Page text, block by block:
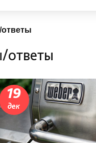
ответы
19
дек